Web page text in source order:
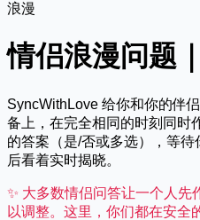
浪漫
情侣浪漫问题
SyncWithLove 给你和你的伴
备上，在完全相同的时刻同时
的答案（是/否或多选），等
后看着实时揭晓。
✨ 大多数情侣问答让一个人
以调整。这里，你们都在安全